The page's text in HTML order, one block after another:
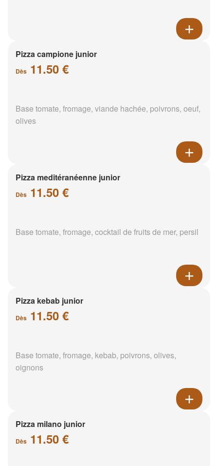
Pizza campione junior
Dès 11.50 €
Base tomate, fromage, viande hachée, poivrons, oeuf,
olives
Pizza meditéranéenne junior
Dès 11.50 €
Base tomate, fromage, cocktail de fruits de mer, persil
Pizza kebab junior
Dès 11.50 €
Base tomate, fromage, kebab, poivrons, olives,
oignons
Pizza milano junior
Dès 11.50 €